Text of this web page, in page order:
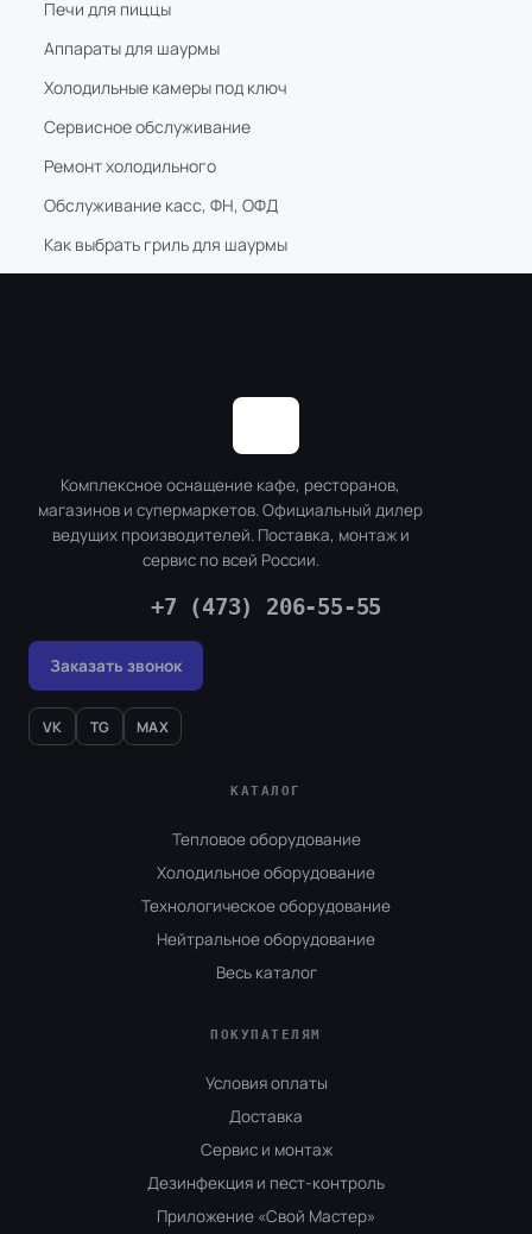
Печи для пиццы
Аппараты для шаурмы
Холодильные камеры под ключ
Сервисное обслуживание
Ремонт холодильного
Обслуживание касс, ФН, ОФД
Как выбрать гриль для шаурмы
Комплексное оснащение кафе, ресторанов,
магазинов и супермаркетов. Официальный дилер
ведущих производителей. Поставка, монтаж и
сервис по всей России.
+7 (473) 206-55-55
Заказать звонок
VK TG MAX
КАТАЛОГ
Тепловое оборудование
Холодильное оборудование
Технологическое оборудование
Нейтральное оборудование
Весь каталог
ПОКУПАТЕЛЯМ
Условия оплаты
Доставка
Сервис и монтаж
Дезинфекция и пест-контроль
Приложение «Свой Мастер»